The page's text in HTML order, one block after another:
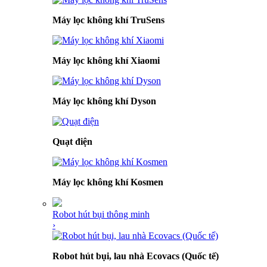
Máy lọc không khí TruSens
Máy lọc không khí Xiaomi
Máy lọc không khí Dyson
Quạt điện
Máy lọc không khí Kosmen
Robot hút bụi thông minh
›
Robot hút bụi, lau nhà Ecovacs (Quốc tế)